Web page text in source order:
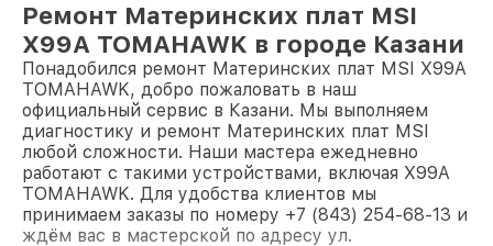
Ремонт Материнских плат MSI
X99A TOMAHAWK в городе Казани
Понадобился ремонт Материнских плат MSI X99A
TOMAHAWK, добро пожаловать в наш
официальный сервис в Казани. Мы выполняем
диагностику и ремонт Материнских плат MSI
любой сложности. Наши мастера ежедневно
работают с такими устройствами, включая X99A
TOMAHAWK. Для удобства клиентов мы
принимаем заказы по номеру +7 (843) 254-68-13 и
ждём вас в мастерской по адресу ул.